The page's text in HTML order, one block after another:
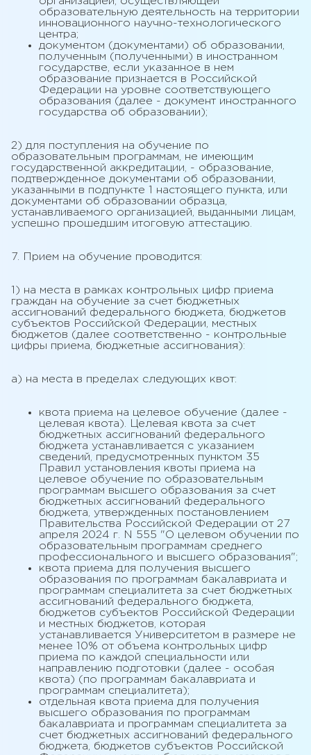
образовательную деятельность на территории
инновационного научно-технологического
центра;
документом (документами) об образовании,
полученным (полученными) в иностранном
государстве, если указанное в нем
образование признается в Российской
Федерации на уровне соответствующего
образования (далее - документ иностранного
государства об образовании);
2) для поступления на обучение по
образовательным программам, не имеющим
государственной аккредитации, - образование,
подтвержденное документами об образовании,
указанными в подпункте 1 настоящего пункта, или
документами об образовании образца,
устанавливаемого организацией, выданными лицам,
успешно прошедшим итоговую аттестацию.
7. Прием на обучение проводится:
1) на места в рамках контрольных цифр приема
граждан на обучение за счет бюджетных
ассигнований федерального бюджета, бюджетов
субъектов Российской Федерации, местных
бюджетов (далее соответственно - контрольные
цифры приема, бюджетные ассигнования):
а) на места в пределах следующих квот:
квота приема на целевое обучение (далее -
целевая квота). Целевая квота за счет
бюджетных ассигнований федерального
бюджета устанавливается с указанием
сведений, предусмотренных пунктом 35
Правил установления квоты приема на
целевое обучение по образовательным
программам высшего образования за счет
бюджетных ассигнований федерального
бюджета, утвержденных постановлением
Правительства Российской Федерации от 27
апреля 2024 г. N 555 "О целевом обучении по
образовательным программам среднего
профессионального и высшего образования";
квота приема для получения высшего
образования по программам бакалавриата и
программам специалитета за счет бюджетных
ассигнований федерального бюджета,
бюджетов субъектов Российской Федерации
и местных бюджетов, которая
устанавливается Университетом в размере не
менее 10% от объема контрольных цифр
приема по каждой специальности или
направлению подготовки (далее - особая
квота) (по программам бакалавриата и
программам специалитета);
отдельная квота приема для получения
высшего образования по программам
бакалавриата и программам специалитета за
счет бюджетных ассигнований федерального
бюджета, бюджетов субъектов Российской